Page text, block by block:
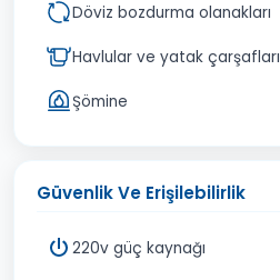
Döviz bozdurma olanakları
Havlular ve yatak çarşafları
Şömine
Güvenlik Ve Erişilebilirlik
220v güç kaynağı